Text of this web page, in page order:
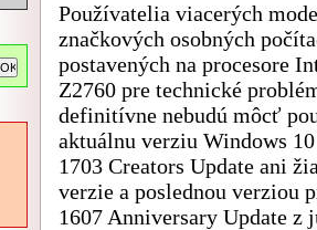
Používatelia viacerých
značkových osobných
postavených na procesore
Z2760 pre technické
definitívne nebudú môcť
aktuálnu verziu Windows 10
1703 Creators Update ani
verzie a poslednou verziou
1607 Anniversary Update z